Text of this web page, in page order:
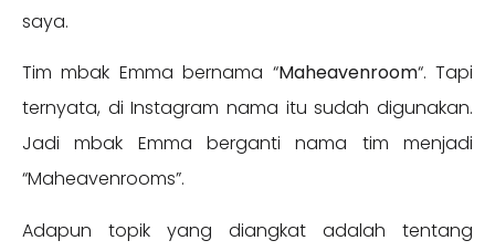
saya.
Tim mbak Emma bernama “Maheavenroom“. Tapi
ternyata, di Instagram nama itu sudah digunakan.
Jadi mbak Emma berganti nama tim menjadi
“Maheavenrooms”.
Adapun topik yang diangkat adalah tentang